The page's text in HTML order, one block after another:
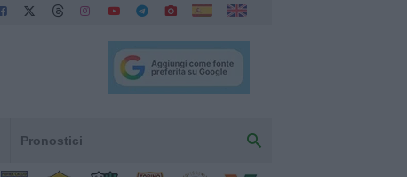
Pronostici